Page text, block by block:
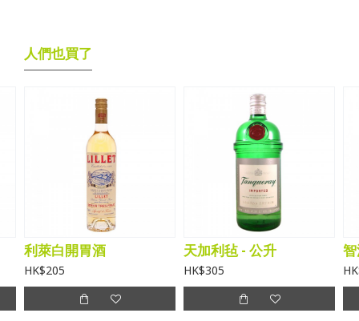
人們也買了
利萊白開胃酒
HK$205
天加利毡 - 公升
HK$305